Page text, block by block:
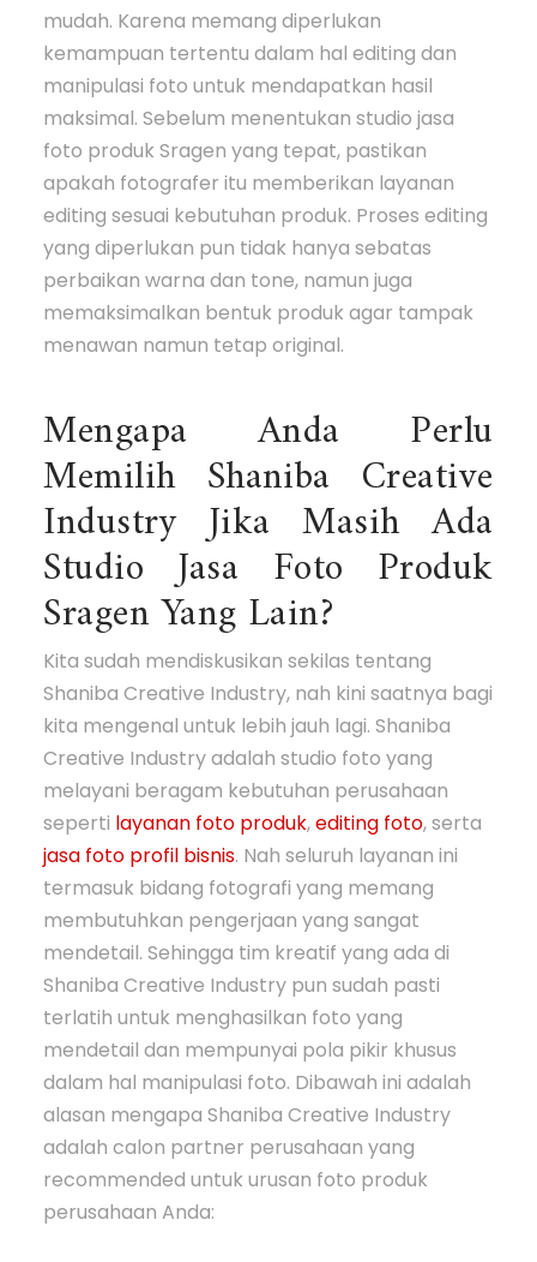
mudah. Karena memang diperlukan
kemampuan tertentu dalam hal editing dan
manipulasi foto untuk mendapatkan hasil
maksimal. Sebelum menentukan studio jasa
foto produk Sragen yang tepat, pastikan
apakah fotografer itu memberikan layanan
editing sesuai kebutuhan produk. Proses editing
yang diperlukan pun tidak hanya sebatas
perbaikan warna dan tone, namun juga
memaksimalkan bentuk produk agar tampak
menawan namun tetap original.
Mengapa Anda Perlu
Memilih Shaniba Creative
Industry Jika Masih Ada
Studio Jasa Foto Produk
Sragen Yang Lain?
Kita sudah mendiskusikan sekilas tentang
Shaniba Creative Industry, nah kini saatnya bagi
kita mengenal untuk lebih jauh lagi. Shaniba
Creative Industry adalah studio foto yang
melayani beragam kebutuhan perusahaan
seperti layanan foto produk,editing foto, serta
jasa foto profil bisnis. Nah seluruh layanan ini
termasuk bidang fotografi yang memang
membutuhkan pengerjaan yang sangat
mendetail. Sehingga tim kreatif yang ada di
Shaniba Creative Industry pun sudah pasti
terlatih untuk menghasilkan foto yang
mendetail dan mempunyai pola pikir khusus
dalam hal manipulasi foto. Dibawah ini adalah
alasan mengapa Shaniba Creative Industry
adalah calon partner perusahaan yang
recommended untuk urusan foto produk
perusahaan Anda: